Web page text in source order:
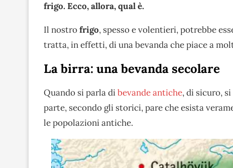
frigo. Ecco, allora, qual è.
Il nostrofrigo, spesso e volentieri, potrebbe
tratta, in effetti, di una bevanda che piace a
La birra: una bevanda secolare
Quando si parla dibevande antiche, di sicuro,
parte, secondo gli storici, pare che esista
le popolazioni antiche.